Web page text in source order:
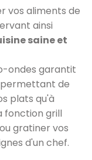
vos aliments de
ainsi
saine et
ondes garantit
de
plats qu'à
fonction grill
gratiner vos
d'un chef.